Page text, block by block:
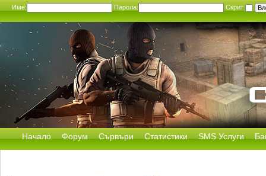
Име: Парола: Скрит
Начало Форум Сървъри Статистики SMS Услуги